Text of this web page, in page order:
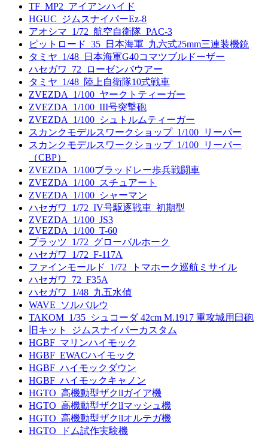
TF_MP2_アイアンハイド
HGUC_ジムスナイパーEz-8
アオシマ_1/72_航空自衛隊_PAC-3
ピットロード_35_日本海軍_九六式25mm三連装機銃
タミヤ_1/48_日本海軍G40コマツブルドーザー
ハセガワ_72_ローゼンバウアー
タミヤ_1/48_陸上自衛隊10式戦車
ZVEZDA_1/100_ヤークトティーガー
ZVEZDA_1/100_III号突撃砲
ZVEZDA_1/100_シュトルムティーガー
スカンクモデルスワークショップ_1/100_リーパー
スカンクモデルスワークショップ_1/100_リーパー
（CBP）
ZVEZDA_1/100ブラッドレー歩兵戦闘車
ZVEZDA_1/100_スチュアート
ZVEZDA_1/100_シャーマン
ハセガワ_1/72_IV号駆逐戦車_初期型
ZVEZDA_1/100_JS3
ZVEZDA_1/100_T-60
プラッツ_1/72_グローバルホーク
ハセガワ_1/72_F-117A
ファインモールド_1/72_トマホーク巡航ミサイル
ハセガワ_72_F35A
ハセガワ_1/48_九五水偵
WAVE_ソルバルウ
TAKOM_1/35_シュコーダ 42cm M.1917 重攻城用臼砲
旧キット_ジムスナイパーカスタム
HGBF_マリンハイモック
HGBF_EWACハイモック
HGBF_ハイモックダウン
HGBF_ハイモックキャノン
HGTO_高機動型ザクllガイア機
HGTO_高機動型ザクllマッシュ機
HGTO_高機動型ザクllオルテガ機
HGTO_ドム試作実験機